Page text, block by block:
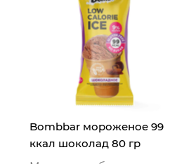
Bombbar мороженое 99
ккал шоколад 80 гр